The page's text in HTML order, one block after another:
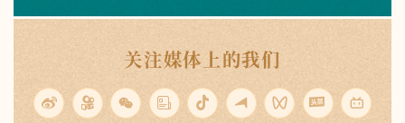
关注媒体上的我们